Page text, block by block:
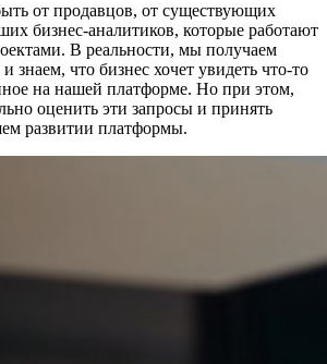
от продавцов, от существующих
бизнес-аналитиков, которые работают
В реальности, мы получаем
знаем, что бизнес хочет увидеть что-то
на нашей платформе. Но при этом,
оценить эти запросы и принять
развитии платформы.